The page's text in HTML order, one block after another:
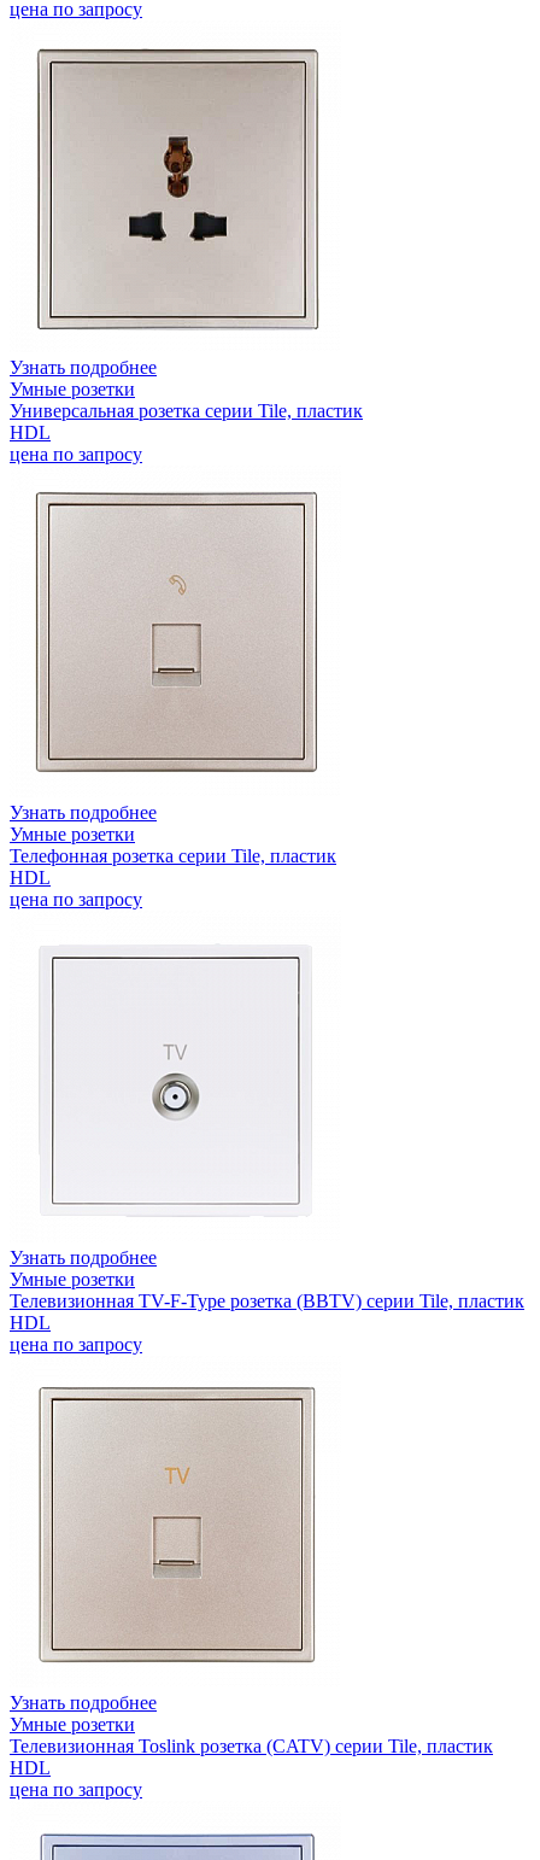
цена по запросу
Узнать подробнее
Умные розетки
Универсальная розетка серии Tile, пластик
HDL
цена по запросу
Узнать подробнее
Умные розетки
Телефонная розетка серии Tile, пластик
HDL
цена по запросу
Узнать подробнее
Умные розетки
Телевизионная TV-F-Type розетка (BBTV) серии Tile, пластик
HDL
цена по запросу
Узнать подробнее
Умные розетки
Телевизионная Toslink розетка (CATV) серии Tile, пластик
HDL
цена по запросу